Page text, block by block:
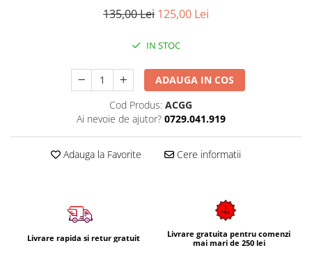
135,00 Lei 125,00 Lei
IN STOC
ADAUGA IN COS
Cod Produs: ACGG
Ai nevoie de ajutor? 0729.041.919
Adauga la Favorite Cere informatii
Livrare rapida si retur gratuit
Livrare gratuita pentru comenzi
mai mari de 250 lei